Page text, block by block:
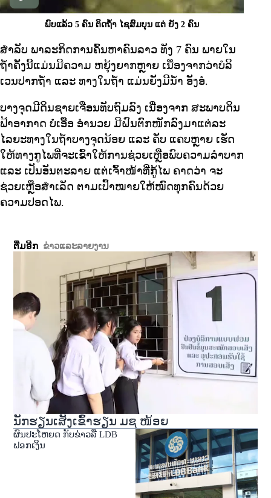
ພົບແລ້ວ 5 ຄົນ ຕິດຖໍ້າ ໄຊສົມບຸນ ແຕ່ ຍັງ 2 ຄົນ
ສຳລັບ ພາລະກິດການຄົ້ນຫາຄົນລາວ ທັງ 7 ຄົນ ພາຍໃນ
ຖ້ຳຄັ້ງນີ້ແມ່ນມີຄວາມ ຫຍຸ້ງຍາກຫຼາຍ ເນື່ອງຈາກວ່າບໍລິ
ເວນປາກຖ້ຳ ແລະ ທາງໃນຖ້ຳ ແມ່ນຍັງມີນ້ຳ ອັງອໍ.
ບາງຈຸດມີດິນຊາຍເຈືອນທັບຖົມລົງ ເນື່ອງຈາກ ສະພາບດິນ
ຟ້າອາກາດ ບໍ່ເອື້ອ ອຳນວຍ ມີຝົນຕົກໜັກລົງມາແຕ່ລະ
ໄລຍະທາງໃນຖ້ຳບາງຈຸດນ້ອຍ ແລະ ຄັບ ແຄບຫຼາຍ ເຮັດ
ໃຫ້ທາງກູໄພທີ່ຈະເຂົ້າໃຫ້ການຊ່ວຍເຫຼືອພົບຄວາມລຳບາກ
ແລະ ເປັນອັນຕະລາຍ ແຕ່ເຈົ້າໜ້າທີ່ກູ້ໄພ ຄາດວ່າ ຈະ
ຊ່ວຍເຫຼືອສຳເລັດ ຕາມເປົ້າໝາຍໃຫ້ໝົດທຸກຄົນດ້ວຍ
ຄວາມປອດໄພ.
ຕື່ມອີກ ຂ່າວແລະລາຍງານ
ນັກຮຽນເສັງເຂົ້າຮຽນ ມຊ ໜ້ອຍ
ຜົນປະໂຫຍດ ກັບຂ່າວລື LDB
ຟອກເງິນ